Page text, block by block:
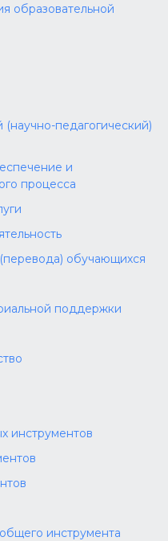
образовательной
педагогический)
и
процесса
обучающихся
поддержки
инструментов
инструмента